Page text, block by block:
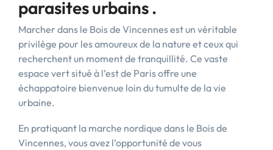
parasites urbains .
Marcher dans le Bois de Vincennes est un véritable
privilège pour les amoureux de la nature et ceux qui
recherchent un moment de tranquillité. Ce vaste
espace vert situé à l’est de Paris offre une
échappatoire bienvenue loin du tumulte de la vie
urbaine.
En pratiquant la marche nordique dans le Bois de
Vincennes, vous avez l’opportunité de vous